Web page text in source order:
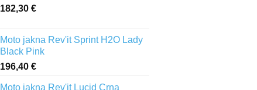
182,30 €
Moto jakna Rev'it Sprint H2O Lady
Black Pink
196,40 €
Moto jakna Rev'it Lucid Crna